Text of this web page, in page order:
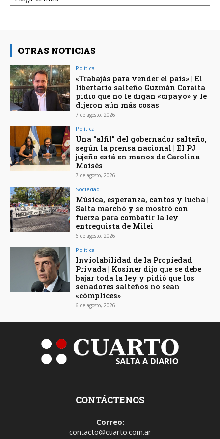
OTRAS NOTICIAS
Política
«Trabajás para vender el país» | El
libertario salteño Guzmán Coraita
pidió que no le digan «cipayo» y le
dijeron aún más cosas
7 de agosto, 2026
Política
Una “alfil” del gobernador salteño,
según la prensa nacional | El PJ
jujeño está en manos de Carolina
Moisés
7 de agosto, 2026
Sociedad
Música, esperanza, cantos y lucha |
Salta marchó y se mostró con
fuerza para combatir la ley
entreguista de Milei
6 de agosto, 2026
Política
Inviolabilidad de la Propiedad
Privada | Kosiner dijo que se debe
bajar toda la ley y pidió que los
senadores salteños no sean
«cómplices»
6 de agosto, 2026
CONTÁCTENOS
Correo:
contacto@cuarto.com.ar